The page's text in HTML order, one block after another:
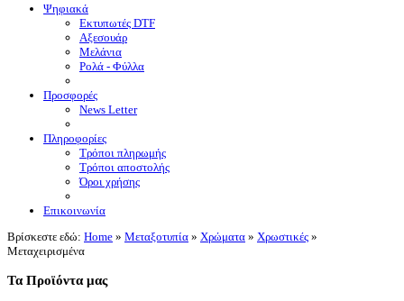
Ψηφιακά
Eκτυπωτές DTF
Αξεσουάρ
Μελάνια
Ρολά - Φύλλα
Προσφορές
News Letter
Πληροφορίες
Τρόποι πληρωμής
Τρόποι αποστολής
Όροι χρήσης
Επικοινωνία
Βρίσκεστε εδώ: Home » Μεταξοτυπία » Χρώματα » Χρωστικές »
Μεταχειρισμένα
Τα Προϊόντα μας